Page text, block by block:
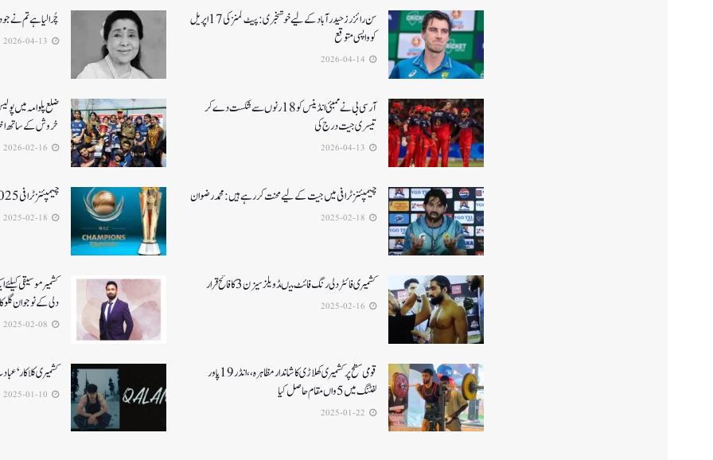
سن رائزرز حیدرآباد کے لیے خوشخبری: پیٹ کمنز کی 17 اپریل
کو واپسی متوقع
چُرا لیا ہے تم نے
آرسی بی نے ممبئی انڈینس کو 18 رنوں سے شکست دے کر
تیسری جیت درج کی
ضلع پلوامہ میں
خروش کے ساتھ
چیمپئنز ٹرافی میں جیت کے لیے محنت کر رہے ہیں :محمد رضوان چیمپئنز ٹرافی 2025کے لئے کمنٹری پینل کا اعلان
کشمیری فائٹر دلی رنگ فائٹ میںڈویلز سیزن 3کا فاتح قرار
کشمیرموسیقی
دلی کے نوجوان گلوکارنے3نئے
قومی سطح پر کشمیری کھلاڑی کا شاندار مظاہرہ،،انڈر19پاور
لفٹنگ میں5واں مقام حاصل کیا
کشمیری کلاکار